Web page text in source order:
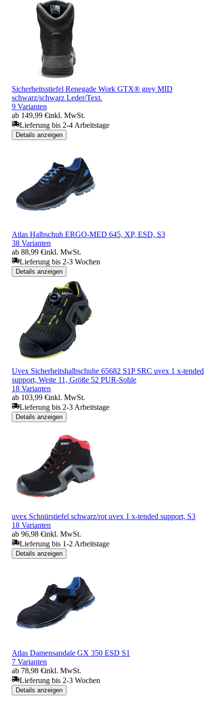
Sicherheitsstiefel Renegade Work GTX® grey MID
schwarz/schwarz Leder/Text.
9 Varianten
ab 149,99 €inkl. MwSt.
Lieferung bis 2-4 Arbeitstage
Details anzeigen
Atlas Halbschuh ERGO-MED 645, XP, ESD, S3
38 Varianten
ab 88,99 €inkl. MwSt.
Lieferung bis 2-3 Wochen
Details anzeigen
Uvex Sicherheitshalbschuhe 65682 S1P SRC uvex 1 x-tended
support, Weite 11, Größe 52 PUR-Sohle
18 Varianten
ab 103,99 €inkl. MwSt.
Lieferung bis 2-3 Arbeitstage
Details anzeigen
uvex Schnürstiefel schwarz/rot uvex 1 x-tended support, S3
18 Varianten
ab 96,98 €inkl. MwSt.
Lieferung bis 1-2 Arbeitstage
Details anzeigen
Atlas Damensandale GX 350 ESD S1
7 Varianten
ab 78,98 €inkl. MwSt.
Lieferung bis 2-3 Wochen
Details anzeigen